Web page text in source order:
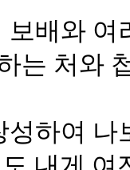
배와 여
는 처와
하여 나